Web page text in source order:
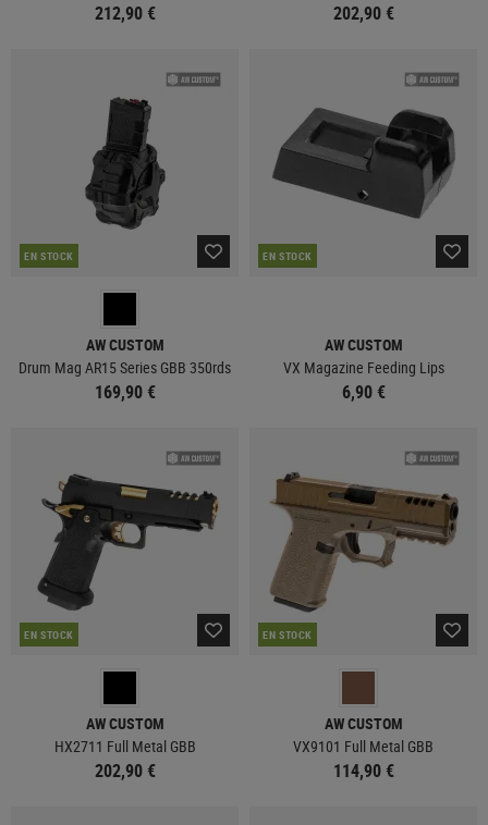
212,90 € 202,90 €
EN STOCK
AW CUSTOM
Drum Mag AR15 Series GBB 350rds
169,90 €
EN STOCK
AW CUSTOM
VX Magazine Feeding Lips
6,90 €
EN STOCK
AW CUSTOM
HX2711 Full Metal GBB
202,90 €
EN STOCK
AW CUSTOM
VX9101 Full Metal GBB
114,90 €